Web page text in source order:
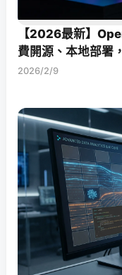
【2026最新】
費開源、本地部署
2026/2/9